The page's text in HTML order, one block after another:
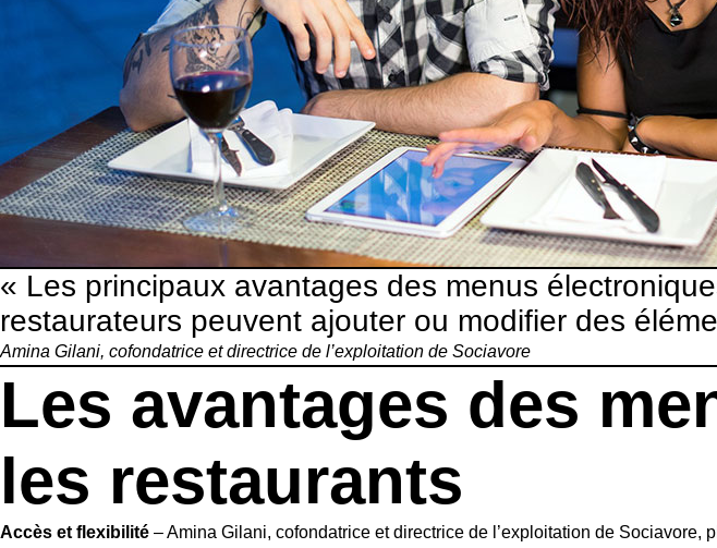
« Les principaux avantages des menus
restaurateurs peuvent ajouter ou modifier des
Amina Gilani, cofondatrice et directrice de l’exploitation de Sociavore
Les avantages des
les restaurants
Accès et flexibilité – Amina Gilani, cofondatrice et directrice de l’exploitation de